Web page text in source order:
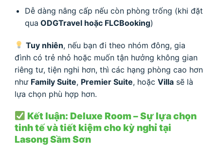
Dễ dàng nâng cấp nếu còn phòng trống (khi đặt
qua ODGTravel hoặc FLCBooking)
Tuy nhiên, nếu bạn đi theo nhóm đông, gia
đình có trẻ nhỏ hoặc muốn tận hưởng không gian
riêng tư, tiện nghi hơn, thì các hạng phòng cao hơn
như Family Suite, Premier Suite, hoặc Villa sẽ là
lựa chọn phù hợp hơn.
Kết luận: Deluxe Room – Sự lựa chọn
tinh tế và tiết kiệm cho kỳ nghỉ tại
Lasong Sầm Sơn